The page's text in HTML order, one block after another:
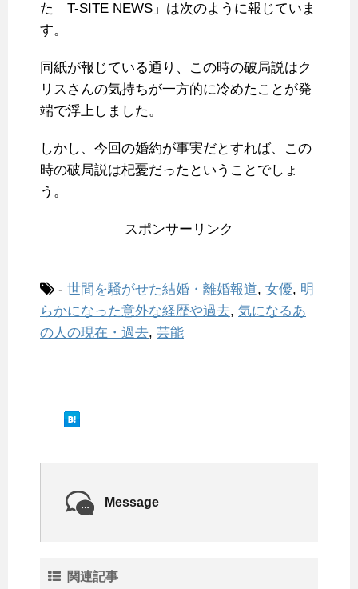
た「T-SITE NEWS」は次のように報じていま
す。
同紙が報じている通り、この時の破局説はク
リスさんの気持ちが一方的に冷めたことが発
端で浮上しました。
しかし、今回の婚約が事実だとすれば、この
時の破局説は杞憂だったということでしょ
う。
スポンサーリンク
- 世間を騒がせた結婚・離婚報道, 女優, 明
らかになった意外な経歴や過去, 気になるあ
の人の現在・過去, 芸能
Message
関連記事